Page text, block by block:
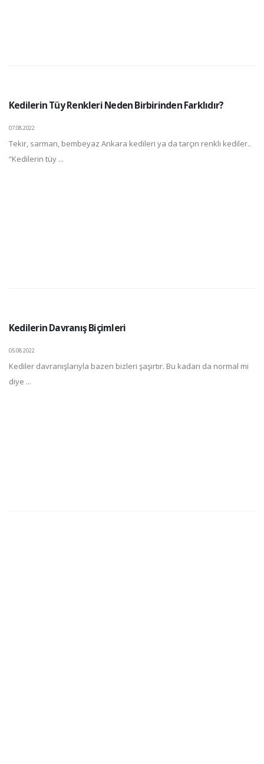
Kedilerin Tüy Renkleri Neden Birbirinden Farklıdır?
07.08.2022
Tekir, sarman, bembeyaz Ankara kedileri ya da tarçın renkli kediler..
“Kedilerin tüy ...
Kedilerin Davranış Biçimleri
05.08.2022
Kediler davranışlarıyla bazen bizleri şaşırtır. Bu kadarı da normal mi
diye ...